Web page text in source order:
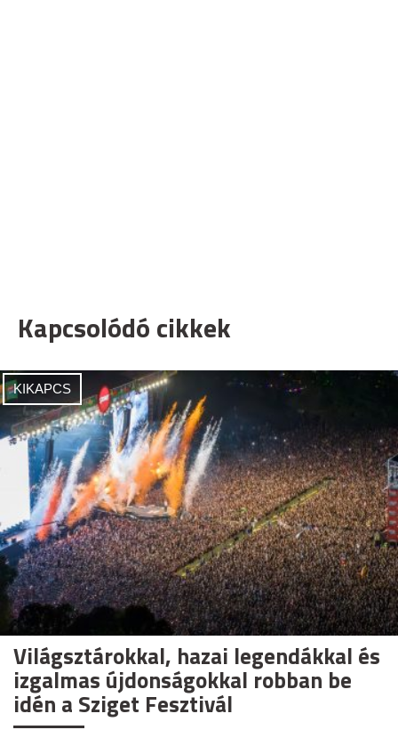
Kapcsolódó cikkek
KIKAPCS
Világsztárokkal, hazai legendákkal és
izgalmas újdonságokkal robban be
idén a Sziget Fesztivál